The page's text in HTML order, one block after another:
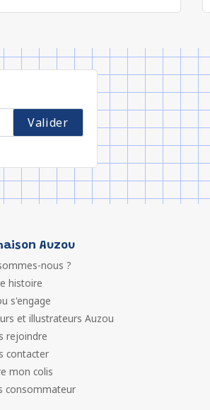
Auzou
nous ?
histoire
s'engage
et illustrateurs Auzou
rejoindre
contacter
mon colis
consommateur